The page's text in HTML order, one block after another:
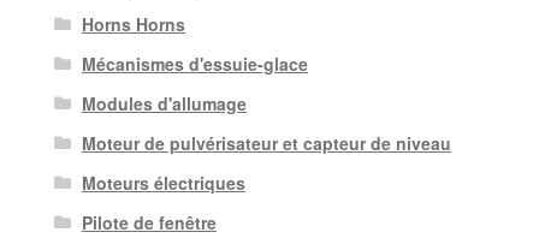
Horns Horns
Mécanismes d'essuie-glace
Modules d'allumage
Moteur de pulvérisateur et capteur de niveau
Moteurs électriques
Pilote de fenêtre